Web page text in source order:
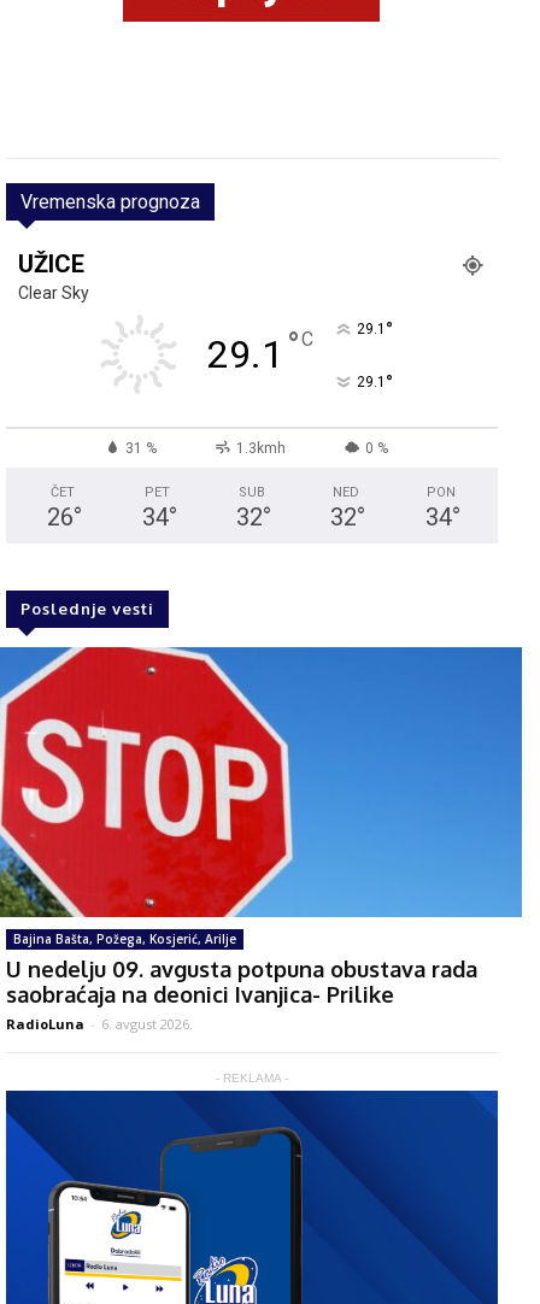
Vremenska prognoza
UŽICE
Clear Sky
29.1 °C 29.1 °
29.1 °
31 % 1.3kmh 0 %
ČET
26°
PET
34°
SUB
32°
NED
32°
PON
34°
Poslednje vesti
Bajina Bašta, Požega, Kosjerić, Arilje
U nedelju 09. avgusta potpuna obustava rada
saobraćaja na deonici Ivanjica- Prilike
RadioLuna - 6. avgust 2026.
- REKLAMA -